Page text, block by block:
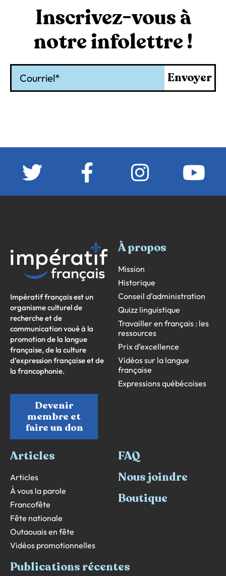
Inscrivez-vous à
notre infolettre !
Envoyer
Impératif français est un
organisme culturel de
recherche et de
communication voué à la
promotion de la langue
française, de la culture
d’expression française et de
la francophonie.
Devenir
membre et
faire un don
À propos
Mission
Historique
Conseil d’administration
Quizz linguistique
Travailler en français : les
ressources
Prix d’excellence
Vidéos sur la langue
française
Expressions québécoises
Articles
Articles
À vous la parole
Francofête
Fête nationale
Outaouais en fête
Vidéos promotionnelles
FAQ
Nous joindre
Boutique
Publications récentes